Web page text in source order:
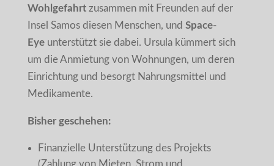
Wohlgefahrtzusammen mit Freunden auf der
Insel Samos diesen Menschen, und Space-
Eyeunterstützt sie dabei. Ursula kümmert sich
um die Anmietung von Wohnungen, um deren
Einrichtung und besorgt Nahrungsmittel und
Medikamente.
Bisher geschehen:
Finanzielle Unterstützung des Projekts
(Zahlung von Mieten, Strom und